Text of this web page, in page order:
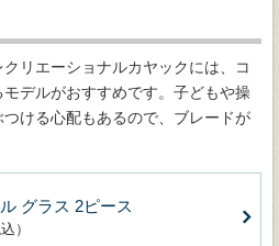
リエーショナルカヤックには、コ
デルがおすすめです。子どもや操
ける心配もあるので、ブレードが
グラス 2ピース
）